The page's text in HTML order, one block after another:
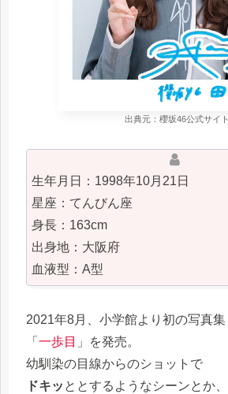
出典元：櫻坂46公式サイト
生年月日：1998年10月21日
星座：てんびん座
身長：163cm
出身地：大阪府
血液型：A型
2021年8月、小学館より初の写真集
「 一歩目 」を発売。
幼馴染の目線からのショットで
ドキッ ととするようなシーンとか、